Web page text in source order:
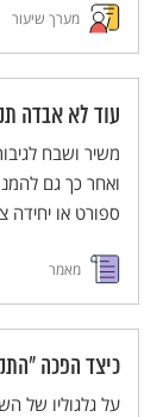
מערך שיעור
עוד לא אבדה
משיר ושבח
ואחר כך גם
ספורט או יחידה
מאמר
כיצד הפכה
על גלגוליו של